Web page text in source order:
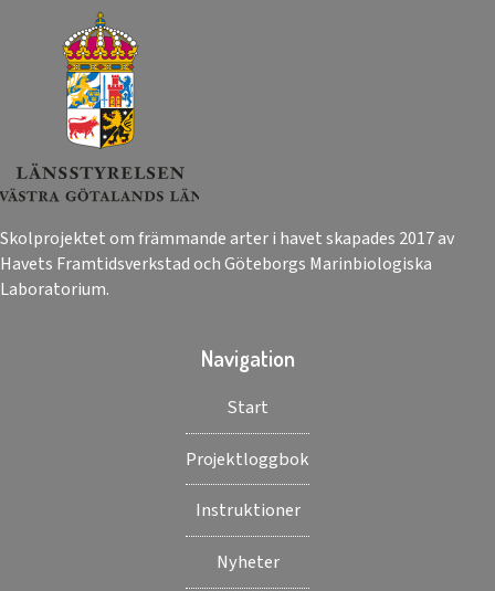
Skolprojektet om främmande arter i havet skapades 2017 av
Havets Framtidsverkstad och Göteborgs Marinbiologiska
Laboratorium.
Navigation
Start
Projektloggbok
Instruktioner
Nyheter